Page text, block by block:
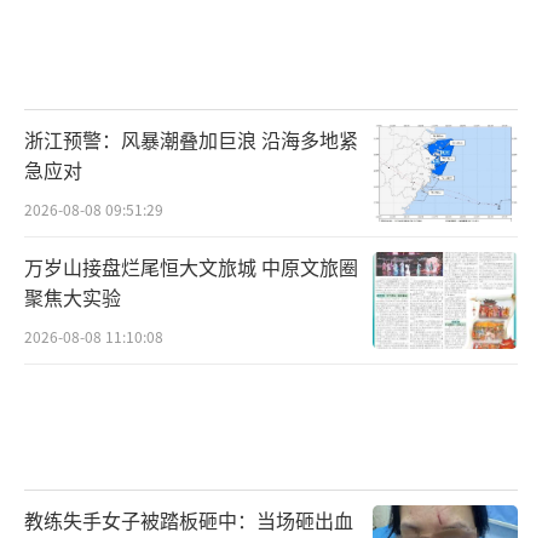
浙江预警：风暴潮叠加巨浪 沿海多地紧
急应对
2026-08-08 09:51:29
万岁山接盘烂尾恒大文旅城 中原文旅圈
聚焦大实验
2026-08-08 11:10:08
教练失手女子被踏板砸中：当场砸出血